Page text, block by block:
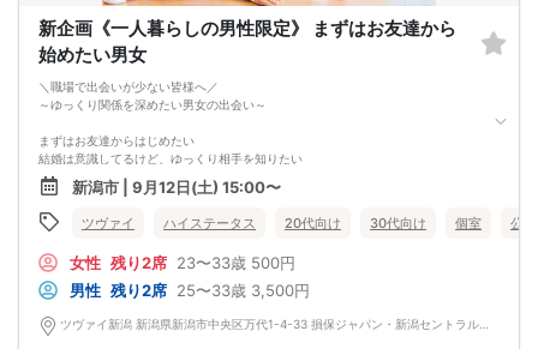
新企画《一人暮らしの男性限定》 まずはお友達から
始めたい男女
＼職場で出会いが少ない皆様へ／
～ゆっくり関係を深めたい男女の出会い～
まずはお友達からはじめたい
結婚は意識してるけど、ゆっくり相手を知りたい
step1
〜ツヴァイで出会う〜
step2
step3
〜デートのお誘い〜
「今度ご飯でも行きませんか？」
自然な流れでドキドキの初デートへ♡
新潟市 | 9月12日(土) 15:00〜
ツヴァイ ハイステータス 20代向け 30代向け 個室 公
女性 残り2席 23〜33歳 500円
男性 残り2席 25〜33歳 3,500円